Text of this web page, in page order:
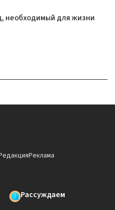
необходимый для жизни
Реклама
Рассуждаем